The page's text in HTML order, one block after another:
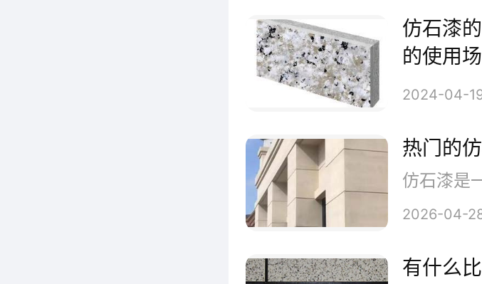
①要有合格的基层
或者样板效果喷涂，
同一个师傅喷完，喷
方法。
②不同批次的材料
上或者不同批次同一个
仿石漆
的使用
2024-04-
热门的
2026-04-
有什么